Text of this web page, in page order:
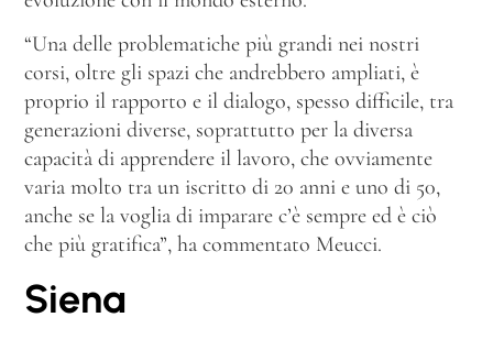
“Una delle problematiche più grandi nei nostri
corsi, oltre gli spazi che andrebbero ampliati, è
proprio il rapporto e il dialogo, spesso difficile, tra
generazioni diverse, soprattutto per la diversa
capacità di apprendere il lavoro, che ovviamente
varia molto tra un iscritto di 20 anni e uno di 50,
anche se la voglia di imparare c’è sempre ed è ciò
che più gratifica”, ha commentato Meucci.
Siena